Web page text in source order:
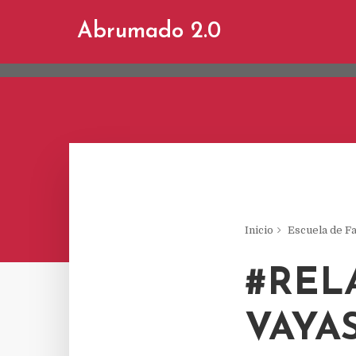
Abrumado 2.0
Inicio Escuela de
This site uses cookies from Google to
are shared with Google along with